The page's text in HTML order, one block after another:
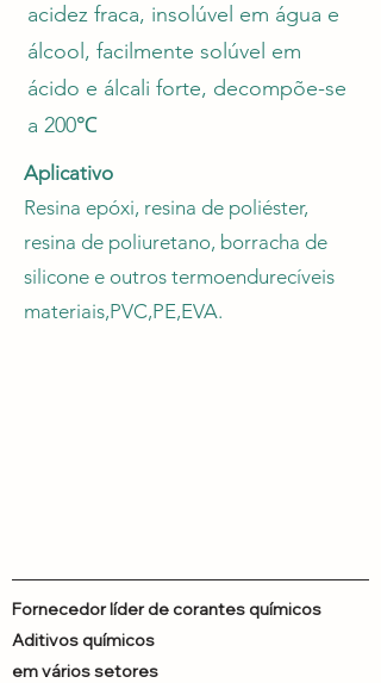
acidez fraca, insolúvel em água e
álcool, facilmente solúvel em
ácido e álcali forte, decompõe-se
a 200℃
Aplicativo
Resina epóxi, resina de poliéster,
resina de poliuretano, borracha de
silicone e outros termoendurecíveis
materiais,PVC,PE,EVA.
Fornecedor líder de corantes químicos
Aditivos químicos
em vários setores